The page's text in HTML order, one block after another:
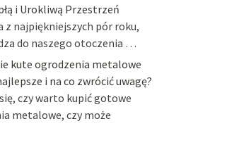
i Urokliwą Przestrzeń
z najpiękniejszych pór roku,
do naszego otoczenia …
kute ogrodzenia metalowe
i na co zwrócić uwagę?
czy warto kupić gotowe
metalowe, czy może